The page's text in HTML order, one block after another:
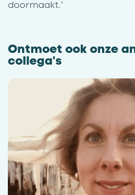
doormaakt.’
Ontmoet ook onze
collega's